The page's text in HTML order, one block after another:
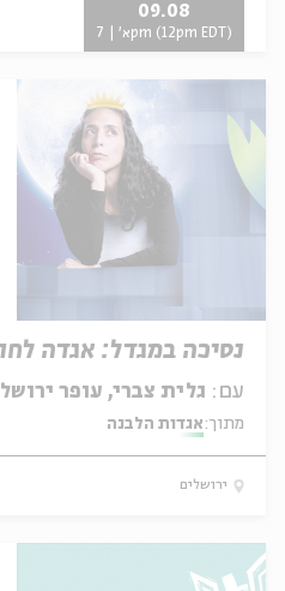
09.08
א' | 7pm (12pm EDT)
נסיכה במגדל: אגדה
עם:
מתוך: אגדות הלבנה
ירושלים